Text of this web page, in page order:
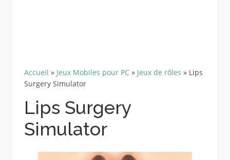
Accueil » Jeux Mobiles pour PC» Jeux de rôles » Lips
Surgery Simulator
Lips Surgery
Simulator